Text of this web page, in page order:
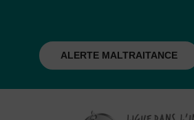
ALERTE MALTRAITANCE